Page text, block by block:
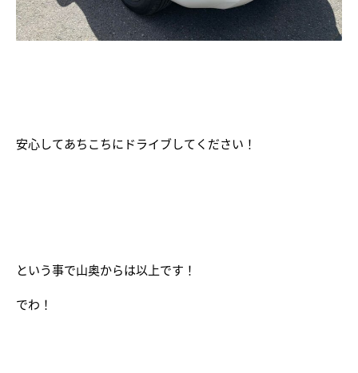
安心してあちこちにドライブしてください！
という事で山奥からは以上です！
でわ！